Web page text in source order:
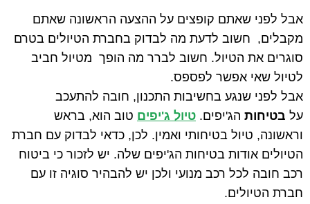
אבל לפני שאתם קופצים על ההצעה הראשונה שאתם
מקבלים, חשוב לדעת מה לבדוק בחברת הטיולים בטרם
סוגרים את הטיול. חשוב לברר מה הופך מטיול חביב
לטיול שאי אפשר לפספס.
אבל לפני שנגע בחשיבות התכנון, חובה להתעכב
על בטיחות הג'יפים. טיול ג'יפים טוב הוא, בראש
וראשונה, טיול בטיחותי ואמין. לכן, כדאי לבדוק עם חברת
הטיולים אודות בטיחות הג'יפים שלה. יש לזכור כי ביטוח
רכב חובה לכל רכב מנועי ולכן יש להבהיר סוגיה זו עם
חברת הטיולים.